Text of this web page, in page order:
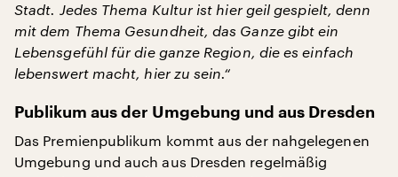
Stadt. Jedes Thema Kultur ist hier geil gespielt, denn
mit dem Thema Gesundheit, das Ganze gibt ein
Lebensgefühl für die ganze Region, die es einfach
lebenswert macht, hier zu sein.“
Publikum aus der Umgebung und aus Dresden
Das Premienpublikum kommt aus der nahgelegenen
Umgebung und auch aus Dresden regelmäßig